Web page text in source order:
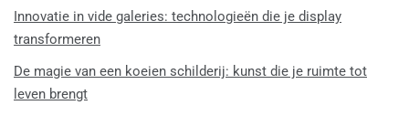
Innovatie in vide galeries: technologieën die je display
transformeren
De magie van een koeien schilderij: kunst die je ruimte tot
leven brengt